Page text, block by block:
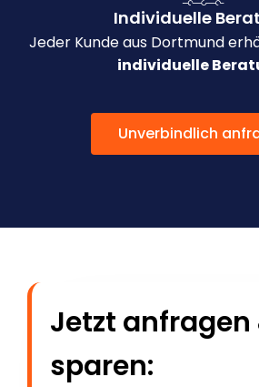
Individuelle
Jeder Kunde aus Dortmund
individuelle
Unverbindlich
Jetzt anfragen
sparen: